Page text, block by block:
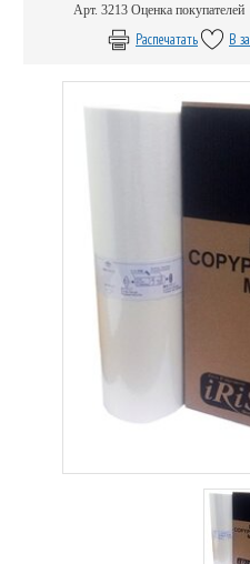
Арт. 3213 Оценка покупателей
Распечатать В